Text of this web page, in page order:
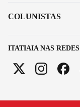
ITATIAIA NAS REDES
COLUNISTAS